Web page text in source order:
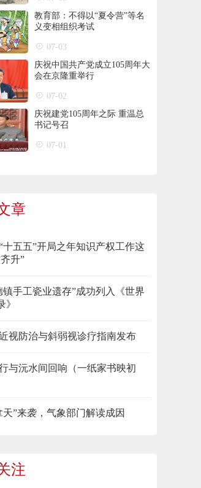
教育部：不得以“夏令营”等名
义变相组织考试
07-03
庆祝中国共产党成立105周年大
会在京隆重举行
07-02
庆祝建党105周年之际 重温总
书记号召
07-01
章
十五五”开局之年知识产权工作这
升”
镇手工瓷业遗存”成功列入《世界
》
视防治与斜弱视诊疗指南发布
与沅水间回响（一纸家书映初
天”来袭，气象部门解读成因
注